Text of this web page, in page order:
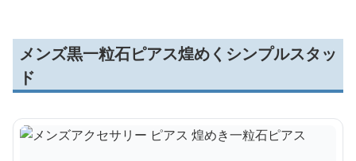
メンズ黒一粒石ピアス煌めくシンプルスタッ
ド